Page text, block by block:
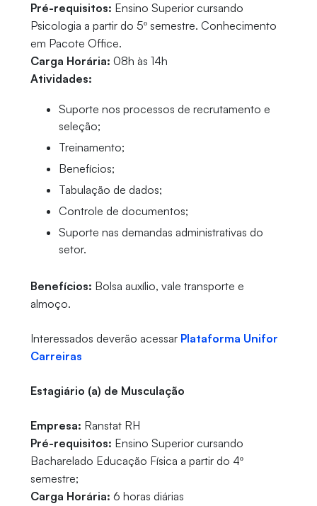
Pré-requisitos: Ensino Superior cursando
Psicologia a partir do 5º semestre. Conhecimento
em Pacote Office.
Carga Horária: 08h às 14h
Atividades:
Suporte nos processos de recrutamento e
seleção;
Treinamento;
Benefícios;
Tabulação de dados;
Controle de documentos;
Suporte nas demandas administrativas do
setor.
Benefícios: Bolsa auxílio, vale transporte e
almoço.
Interessados deverão acessar Plataforma Unifor
Carreiras
Estagiário (a) de Musculação
Empresa: Ranstat RH
Pré-requisitos: Ensino Superior cursando
Bacharelado Educação Física a partir do 4º
semestre;
Carga Horária: 6 horas diárias